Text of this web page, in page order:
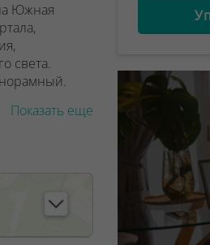
Южная
света.
Показать еще